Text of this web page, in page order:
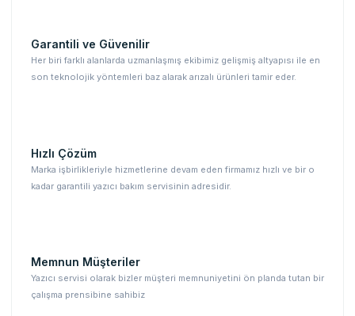
Garantili ve Güvenilir
Her biri farklı alanlarda uzmanlaşmış ekibimiz gelişmiş altyapısı ile en
son teknolojik yöntemleri baz alarak arızalı ürünleri tamir eder.
Hızlı Çözüm
Marka işbirlikleriyle hizmetlerine devam eden firmamız hızlı ve bir o
kadar garantili yazıcı bakım servisinin adresidir.
Memnun Müşteriler
Yazıcı servisi olarak bizler müşteri memnuniyetini ön planda tutan bir
çalışma prensibine sahibiz